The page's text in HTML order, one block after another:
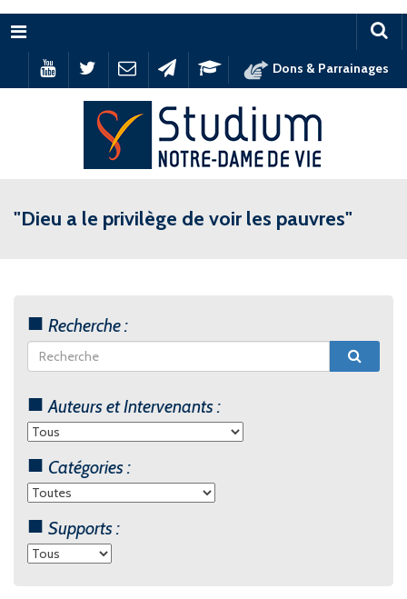
Menu
Dons & Parrainages
"Dieu a le privilège de voir les pauvres"
Recherche :
Auteurs et Intervenants :
Catégories :
Supports :